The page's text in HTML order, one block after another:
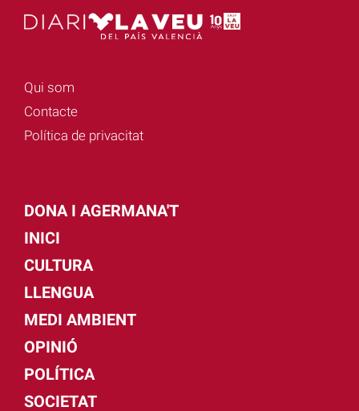
Qui som
Contacte
Política de privacitat
DONA I AGERMANA'T
INICI
CULTURA
LLENGUA
MEDI AMBIENT
OPINIÓ
POLÍTICA
SOCIETAT